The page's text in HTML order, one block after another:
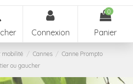
Connexion
0
Panier
mobilité Cannes
Canne Prompto
ou gaucher